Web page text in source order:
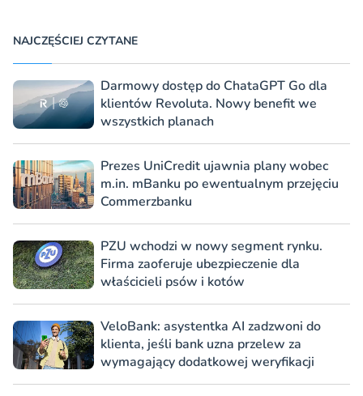
NAJCZĘŚCIEJ CZYTANE
Darmowy dostęp do ChataGPT Go dla
klientów Revoluta. Nowy benefit we
wszystkich planach
Prezes UniCredit ujawnia plany wobec
m.in. mBanku po ewentualnym przejęciu
Commerzbanku
PZU wchodzi w nowy segment rynku.
Firma zaoferuje ubezpieczenie dla
właścicieli psów i kotów
VeloBank: asystentka AI zadzwoni do
klienta, jeśli bank uzna przelew za
wymagający dodatkowej weryfikacji